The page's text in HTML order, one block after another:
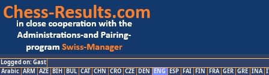
Logged on: Gast
Arabic ARM AZE BIH BUL CAT CHN CRO CZE DEN ENG ESP FAI FIN FRA GER GRE INA